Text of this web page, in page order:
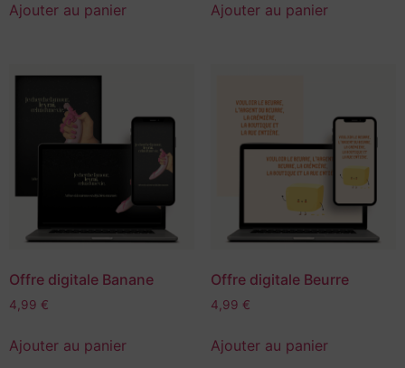
Ajouter au panier Ajouter au panier
Offre digitale Banane
4,99 €
Ajouter au panier
Offre digitale Beurre
4,99 €
Ajouter au panier